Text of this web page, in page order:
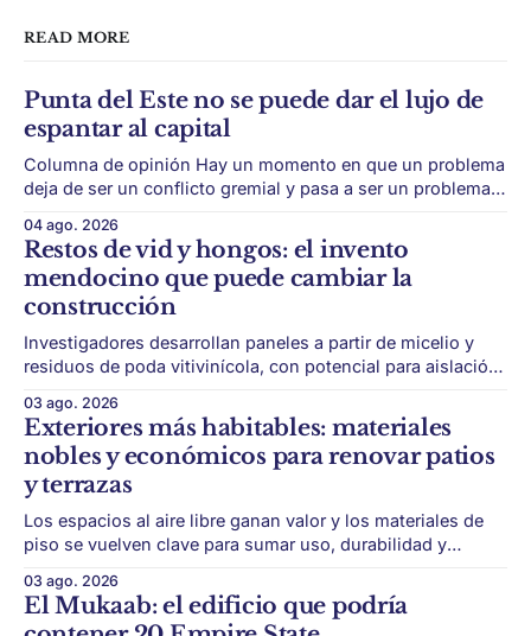
READ MORE
Punta del Este no se puede dar el lujo de
espantar al capital
Columna de opinión Hay un momento en que un problema
deja de ser un conflicto gremial y pasa a ser un problema
sin rodeos: lo que está en juego en Punta del Este no es
una obra, ni una temporada,
04 ago. 2026
Restos de vid y hongos: el invento
mendocino que puede cambiar la
construcción
Investigadores desarrollan paneles a partir de micelio y
residuos de poda vitivinícola, con potencial para aislación
puede convertir un residuo vitivinícola en un material de
construcción. El desarrollo parte de restos de poda de vid
y micelio, la parte vegetativa de los
03 ago. 2026
Exteriores más habitables: materiales
nobles y económicos para renovar patios
y terrazas
Los espacios al aire libre ganan valor y los materiales de
piso se vuelven clave para sumar uso, durabilidad y
y terrazas se volvieron protagonistas de la vivienda.
Después de años en los que el exterior era visto como un
03 ago. 2026
El Mukaab: el edificio que podría